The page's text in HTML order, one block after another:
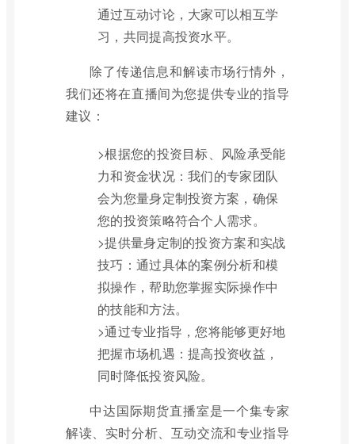
通过互动讨论，大家可以相互学
习，共同提高投资水平。
除了传递信息和解读市场行情外，
我们还将在直播间为您提供专业的指导
建议：
>根据您的投资目标、风险承受能
力和资金状况：我们的专家团队
会为您量身定制投资方案，确保
您的投资策略符合个人需求。
>提供量身定制的投资方案和实战
技巧：通过具体的案例分析和模
拟操作，帮助您掌握实际操作中
的技能和方法。
>通过专业指导，您将能够更好地
把握市场机遇：提高投资收益，
同时降低投资风险。
中达国际期货直播室是一个集专家
解读、实时分析、互动交流和专业指导